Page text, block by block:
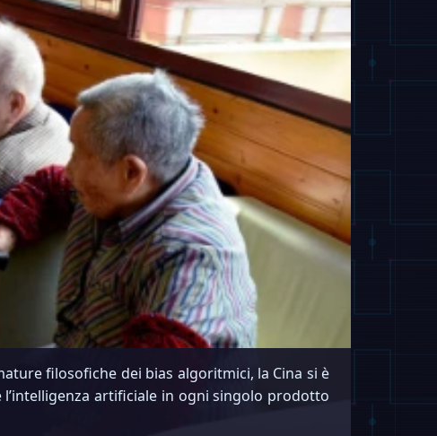
filosofiche dei bias algoritmici, la Cina si è
artificiale in ogni singolo prodotto